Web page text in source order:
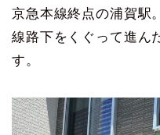
京急本線終点の浦賀駅。
線路下をくぐって進ん
す。